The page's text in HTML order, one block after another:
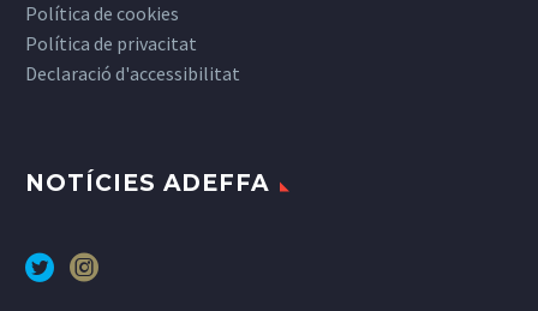
Política de cookies
Política de privacitat
Declaració d'accessibilitat
NOTÍCIES ADEFFA